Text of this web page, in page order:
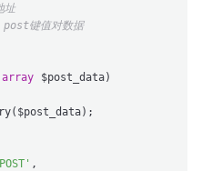
键值对数据
array $post_data
,